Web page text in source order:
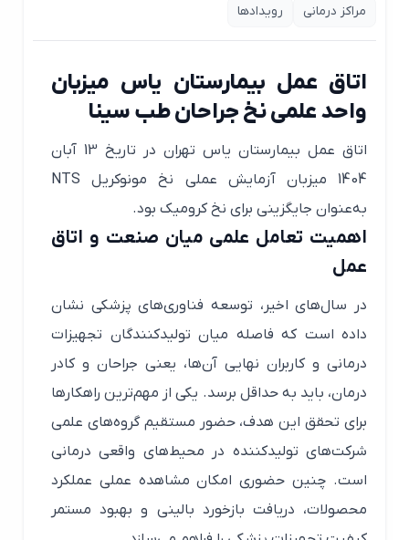
مراکز درمانی
رویدادها
اتاق عمل بیمارستان یاس میزبان
واحد علمی نخ جراحان طب سینا
اتاق عمل بیمارستان یاس تهران در تاریخ 13 آبان
1404 میزبان آزمایش عملی نخ مونوکریل NTS
به‌عنوان جایگزینی برای نخ کرومیک بود.
اهمیت تعامل علمی میان صنعت و اتاق
عمل
در سال‌های اخیر، توسعه فناوری‌های پزشکی نشان
داده است که فاصله میان تولیدکنندگان تجهیزات
درمانی و کاربران نهایی آن‌ها، یعنی جراحان و کادر
درمان، باید به حداقل برسد. یکی از مهم‌ترین راهکارها
برای تحقق این هدف، حضور مستقیم گروه‌های علمی
شرکت‌های تولیدکننده در محیط‌های واقعی درمانی
است. چنین حضوری امکان مشاهده عملی عملکرد
محصولات، دریافت بازخورد بالینی و بهبود مستمر